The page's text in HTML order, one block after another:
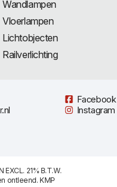
Wandlampen
Vloerlampen
Lichtobjecten
Railverlichting
Facebook
Instagram
EXCL. 21% B.T.W.
ontleend. KMP